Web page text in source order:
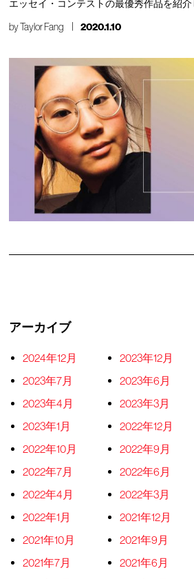
エッセイ・コンテストの最優秀作品を紹介
byTaylor Fang 2020.1.10
アーカイブ
2024年12月 2023年12月
2023年7月
2023年6月
2023年4月
2023年3月
2023年1月
2022年12月
2022年10月
2022年9月
2022年7月
2022年6月
2022年4月
2022年3月
2022年1月
2021年12月
2021年10月
2021年9月
2021年7月
2021年6月